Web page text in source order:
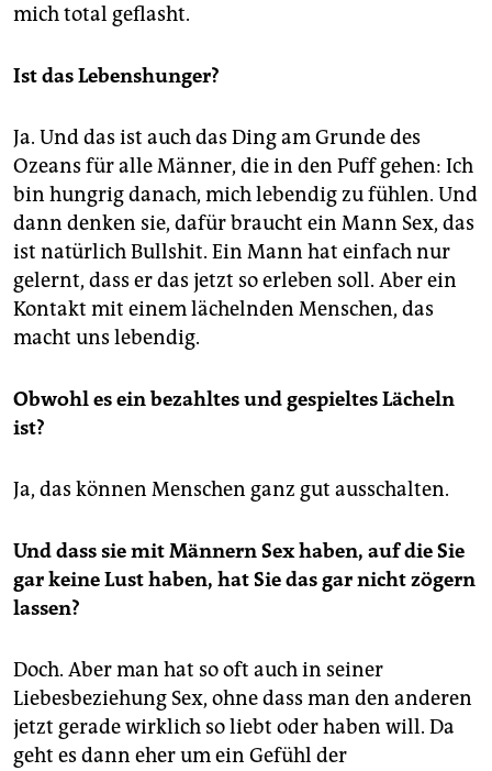
mich total geflasht.
Ist das Lebenshunger?
Ja. Und das ist auch das Ding am Grunde des
Ozeans für alle Männer, die in den Puff gehen: Ich
bin hungrig danach, mich lebendig zu fühlen. Und
dann denken sie, dafür braucht ein Mann Sex, das
ist natürlich Bullshit. Ein Mann hat einfach nur
gelernt, dass er das jetzt so erleben soll. Aber ein
Kontakt mit einem lächelnden Menschen, das
macht uns lebendig.
Obwohl es ein bezahltes und gespieltes Lächeln
ist?
Ja, das können Menschen ganz gut ausschalten.
Und dass sie mit Männern Sex haben, auf die Sie
gar keine Lust haben, hat Sie das gar nicht zögern
lassen?
Doch. Aber man hat so oft auch in seiner
Liebesbeziehung Sex, ohne dass man den anderen
jetzt gerade wirklich so liebt oder haben will. Da
geht es dann eher um ein Gefühl der